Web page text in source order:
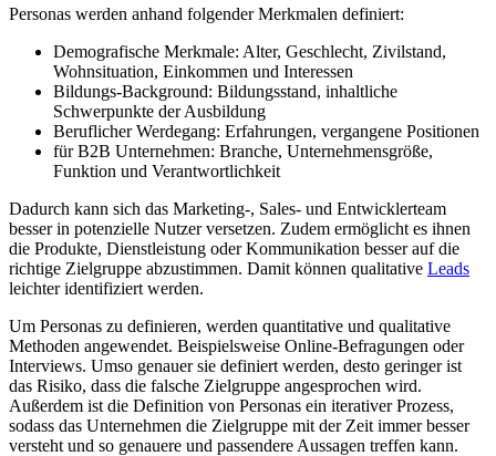
Personas werden anhand folgender Merkmalen definiert:
Demografische Merkmale: Alter, Geschlecht, Zivilstand,
Wohnsituation, Einkommen und Interessen
Bildungs-Background: Bildungsstand, inhaltliche
Schwerpunkte der Ausbildung
Beruflicher Werdegang: Erfahrungen, vergangene Positionen
für B2B Unternehmen: Branche, Unternehmensgröße,
Funktion und Verantwortlichkeit
Dadurch kann sich das Marketing-, Sales- und Entwicklerteam
besser in potenzielle Nutzer versetzen. Zudem ermöglicht es ihnen
die Produkte, Dienstleistung oder Kommunikation besser auf die
richtige Zielgruppe abzustimmen. Damit können qualitative Leads
leichter identifiziert werden.
Um Personas zu definieren, werden quantitative und qualitative
Methoden angewendet. Beispielsweise Online-Befragungen oder
Interviews. Umso genauer sie definiert werden, desto geringer ist
das Risiko, dass die falsche Zielgruppe angesprochen wird.
Außerdem ist die Definition von Personas ein iterativer Prozess,
sodass das Unternehmen die Zielgruppe mit der Zeit immer besser
versteht und so genauere und passendere Aussagen treffen kann.